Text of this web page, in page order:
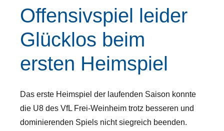
Offensivspiel leider
Glücklos beim
ersten Heimspiel
Das erste Heimspiel der laufenden Saison konnte
die U8 des VfL Frei-Weinheim trotz besseren und
dominierenden Spiels nicht siegreich beenden.